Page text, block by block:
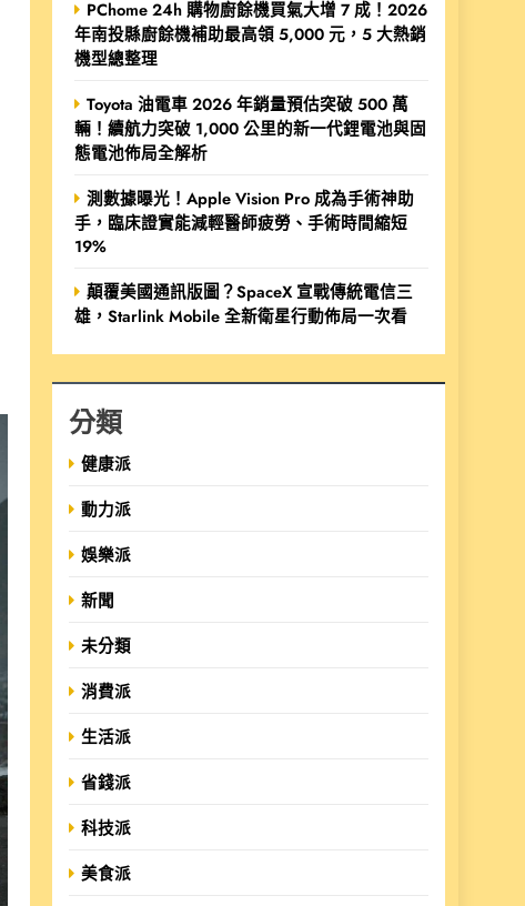
PChome 24h 購物廚餘機買氣大增 7 成！2026
年南投縣廚餘機補助最高領 5,000 元，5 大熱銷
機型總整理
Toyota 油電車 2026 年銷量預估突破 500 萬
輛！續航力突破 1,000 公里的新一代鋰電池與固
態電池佈局全解析
測數據曝光！Apple Vision Pro 成為手術神助
手，臨床證實能減輕醫師疲勞、手術時間縮短
19%
顛覆美國通訊版圖？SpaceX 宣戰傳統電信三
雄，Starlink Mobile 全新衛星行動佈局一次看
分類
健康派
動力派
娛樂派
新聞
未分類
消費派
生活派
省錢派
科技派
美食派